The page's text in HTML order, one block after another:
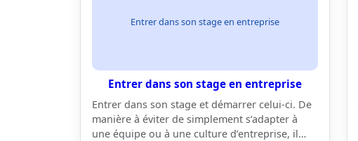
Entrer dans son stage en entreprise
Entrer dans son stage en entreprise
Entrer dans son stage et démarrer celui-ci. De
manière à éviter de simplement s’adapter à
une équipe ou à une culture d’entreprise, il…